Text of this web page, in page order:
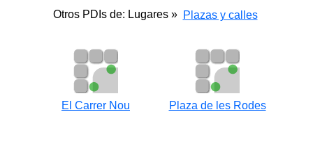
Otros PDIs de: Lugares » Plazas y calles
El Carrer Nou Plaza de les Rodes